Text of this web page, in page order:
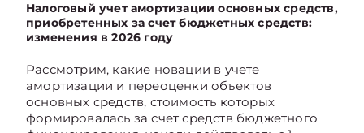
Налоговый учет амортизации основных средств,
приобретенных за счет бюджетных средств:
изменения в 2026 году
Рассмотрим, какие новации в учете
амортизации и переоценки объектов
основных средств, стоимость которых
формировалась за счет средств бюджетного